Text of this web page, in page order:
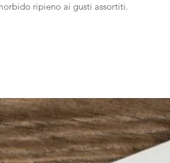
ripieno ai gusti assortiti.